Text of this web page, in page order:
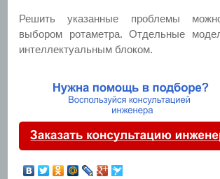
Решить указанные проблемы
выбором ротаметра. Отдельные
интеллектуальным блоком.